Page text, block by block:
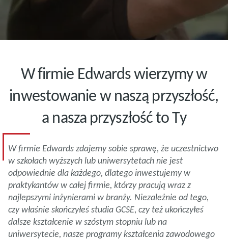
W firmie Edwards wierzymy w
inwestowanie w naszą przyszłość,
a nasza przyszłość to Ty
W firmie Edwards zdajemy sobie sprawę, że uczestnictwo
w szkołach wyższych lub uniwersytetach nie jest
odpowiednie dla każdego, dlatego inwestujemy w
praktykantów w całej firmie, którzy pracują wraz z
najlepszymi inżynierami w branży. Niezależnie od tego,
czy właśnie skończyłeś studia GCSE, czy też ukończyłeś
dalsze kształcenie w szóstym stopniu lub na
uniwersytecie, nasze programy kształcenia zawodowego